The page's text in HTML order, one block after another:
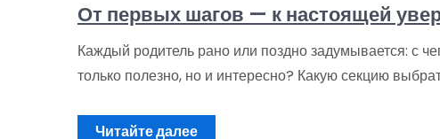
От первых шагов — к настоящей
Каждый родитель рано или поздно задумывается: с
только полезно, но и интересно? Какую секцию
Читайте далее